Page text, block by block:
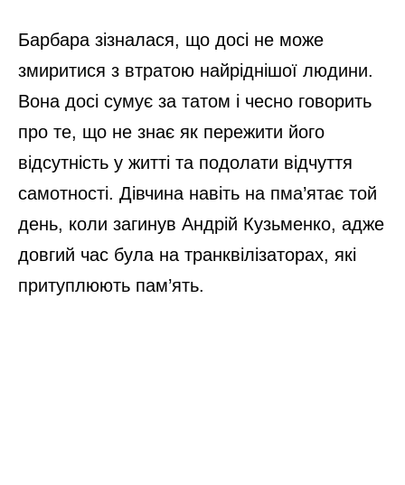
Барбара зізналася, що досі не може
змиритися з втратою найріднішої людини.
Вона досі сумує за татом і чесно говорить
про те, що не знає як пережити його
відсутність у житті та подолати відчуття
самотності. Дівчина навіть на пма’ятає той
день, коли загинув Андрій Кузьменко, адже
довгий час була на транквілізаторах, які
притуплюють пам’ять.